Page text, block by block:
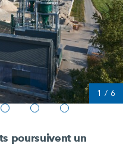
1 / 6
poursuivent un